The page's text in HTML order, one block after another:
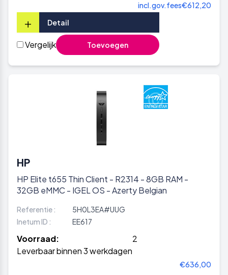
incl.gov.fees€612,20
+ Detail
Vergelijk Toevoegen
HP
HP Elite t655 Thin Client - R2314 - 8GB RAM -
32GB eMMC - IGEL OS - Azerty Belgian
Referentie :
5H0L3EA#UUG
Inetum ID :
EE617
Voorraad:
2
Leverbaar binnen 3 werkdagen
€636,00